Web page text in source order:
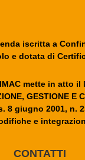
iscritta a
e dotata di
mette in atto il
GESTIONE E
8 giugno 2001, n.
e
CONTATTI